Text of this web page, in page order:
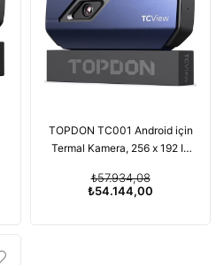
TOPDON TC001 Android için
Termal Kamera, 256 x 192 IR
₺54.144,00
₺57.934,08